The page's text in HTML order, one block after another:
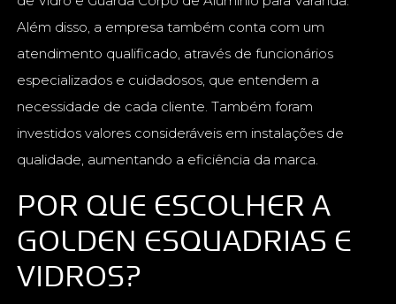
Além disso, a empresa também conta com um
atendimento qualificado, através de funcionários
especializados e cuidadosos, que entendem a
necessidade de cada cliente. Também foram
investidos valores consideráveis em instalações de
qualidade, aumentando a eficiência da marca.
POR QUE ESCOLHER A
GOLDEN ESQUADRIAS E
VIDROS?